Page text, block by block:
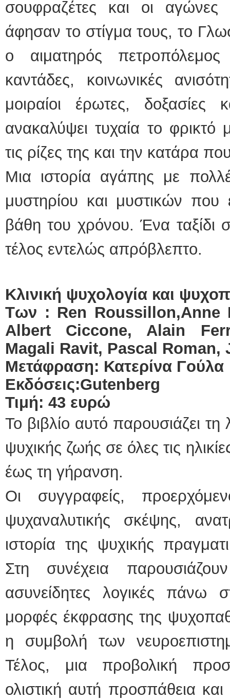
σουφραζέτες και οι
άφησαν το στίγμα τους, το
ο αιματηρός
καντάδες, κοινωνικές
μοιραίοι έρωτες,
ανακαλύψει τυχαία το φρικτό
τις ρίζες της και την κατάρα
Μια ιστορία αγάπης με
μυστηρίου και μυστικών
βάθη του χρόνου. Ένα ταξίδι
τέλος εντελώς απρόβλεπτο.
Κλινική ψυχολογία και
Των : Ren Roussillon,Anne
Albert Ciccone, Alain
Magali Ravit, Pascal Roman,
Μετάφραση: Κατερίνα Γούλα
Εκδόσεις:Gutenberg
Τιμή: 43 ευρώ
Το βιβλίο αυτό παρουσιάζει τη
ψυχικής ζωής σε όλες τις
έως τη γήρανση.
Οι συγγραφείς,
ψυχαναλυτικής σκέψης,
ιστορία της ψυχικής
Στη συνέχεια
ασυνείδητες λογικές πάνω
μορφές έκφρασης της
η συμβολή των
Τέλος, μια προβολική
ολιστική αυτή προσπάθεια